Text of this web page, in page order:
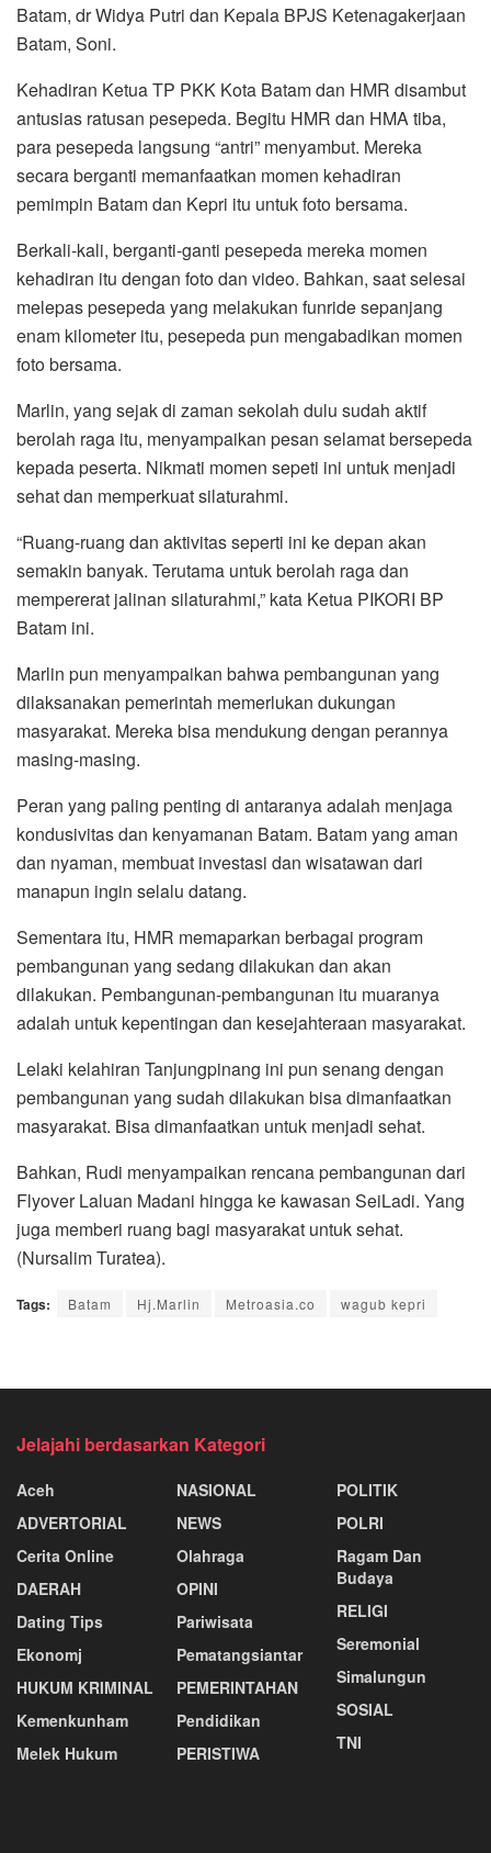
Batam, dr Widya Putri dan Kepala BPJS Ketenagakerjaan
Batam, Soni.
Kehadiran Ketua TP PKK Kota Batam dan HMR disambut
antusias ratusan pesepeda. Begitu HMR dan HMA tiba,
para pesepeda langsung “antri” menyambut. Mereka
secara berganti memanfaatkan momen kehadiran
pemimpin Batam dan Kepri itu untuk foto bersama.
Berkali-kali, berganti-ganti pesepeda mereka momen
kehadiran itu dengan foto dan video. Bahkan, saat selesai
melepas pesepeda yang melakukan funride sepanjang
enam kilometer itu, pesepeda pun mengabadikan momen
foto bersama.
Marlin, yang sejak di zaman sekolah dulu sudah aktif
berolah raga itu, menyampaikan pesan selamat bersepeda
kepada peserta. Nikmati momen sepeti ini untuk menjadi
sehat dan memperkuat silaturahmi.
“Ruang-ruang dan aktivitas seperti ini ke depan akan
semakin banyak. Terutama untuk berolah raga dan
mempererat jalinan silaturahmi,” kata Ketua PIKORI BP
Batam ini.
Marlin pun menyampaikan bahwa pembangunan yang
dilaksanakan pemerintah memerlukan dukungan
masyarakat. Mereka bisa mendukung dengan perannya
masing-masing.
Peran yang paling penting di antaranya adalah menjaga
kondusivitas dan kenyamanan Batam. Batam yang aman
dan nyaman, membuat investasi dan wisatawan dari
manapun ingin selalu datang.
Sementara itu, HMR memaparkan berbagai program
pembangunan yang sedang dilakukan dan akan
dilakukan. Pembangunan-pembangunan itu muaranya
adalah untuk kepentingan dan kesejahteraan masyarakat.
Lelaki kelahiran Tanjungpinang ini pun senang dengan
pembangunan yang sudah dilakukan bisa dimanfaatkan
masyarakat. Bisa dimanfaatkan untuk menjadi sehat.
Bahkan, Rudi menyampaikan rencana pembangunan dari
Flyover Laluan Madani hingga ke kawasan SeiLadi. Yang
juga memberi ruang bagi masyarakat untuk sehat.
(Nursalim Turatea).
Tags: Batam Hj.Marlin Metroasia.co wagub kepri
Jelajahi berdasarkan Kategori
Aceh
ADVERTORIAL
Cerita Online
DAERAH
Dating Tips
Ekonomj
HUKUM KRIMINAL
Kemenkunham
Melek Hukum
NASIONAL
NEWS
Olahraga
OPINI
Pariwisata
Pematangsiantar
PEMERINTAHAN
Pendidikan
PERISTIWA
POLITIK
POLRI
Ragam Dan
Budaya
RELIGI
Seremonial
Simalungun
SOSIAL
TNI